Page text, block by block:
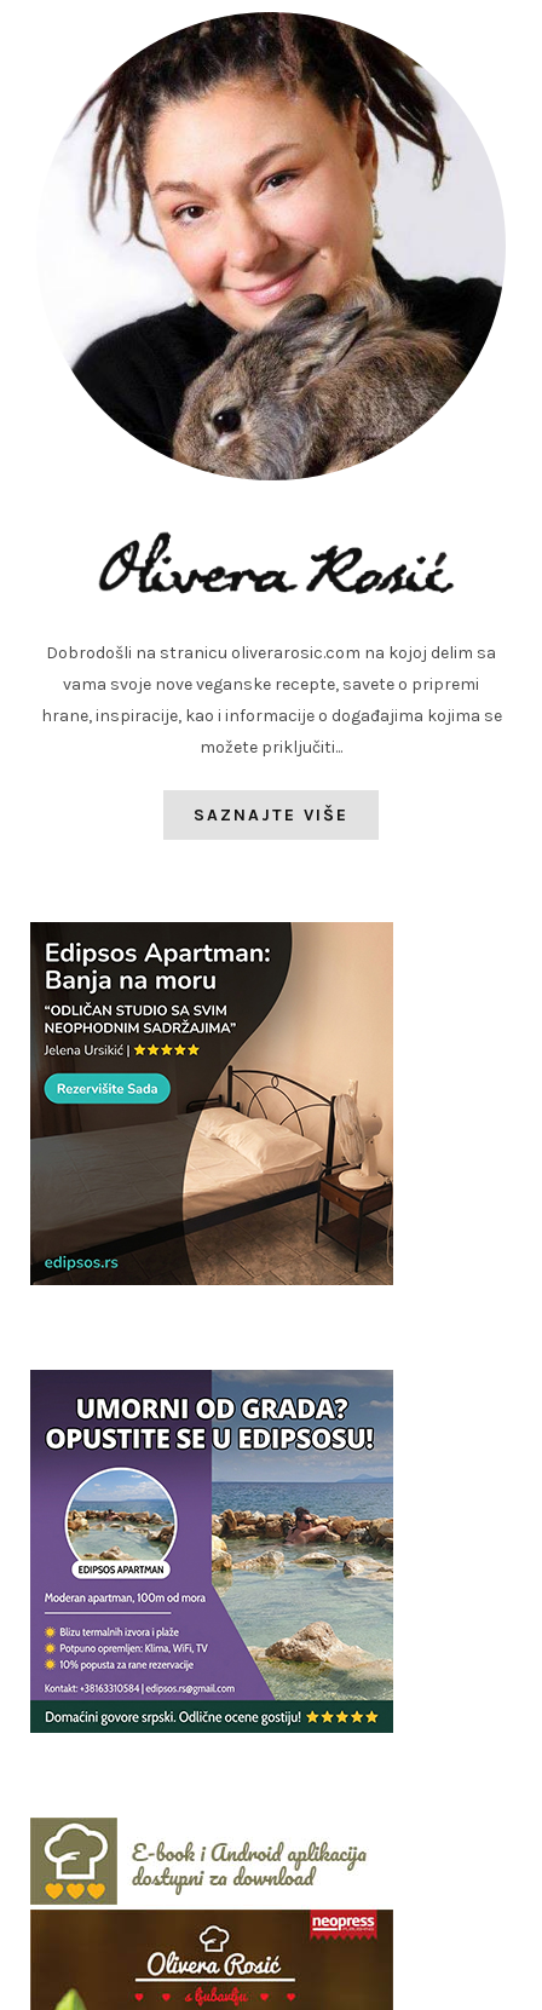
Dobrodošli na stranicu oliverarosic.com na kojoj delim sa
vama svoje nove veganske recepte, savete o pripremi
hrane, inspiracije, kao i informacije o događajima kojima se
možete priključiti...
SAZNAJTE VIŠE